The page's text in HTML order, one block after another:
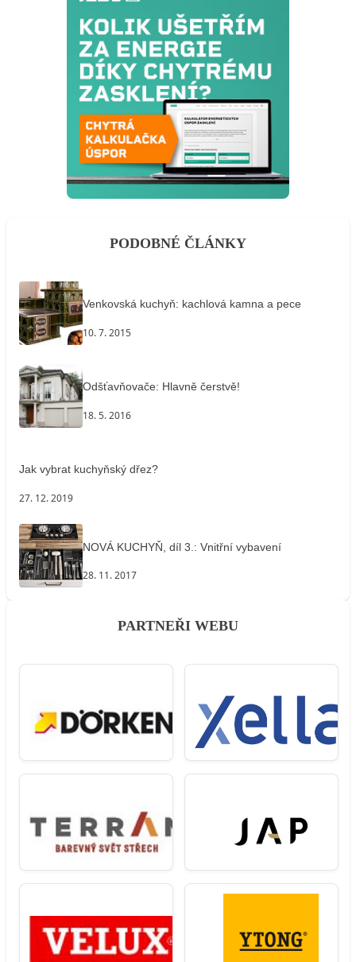
PODOBNÉ ČLÁNKY
Venkovská kuchyň: kachlová kamna a pece
10. 7. 2015
Odšťavňovače: Hlavně čerstvě!
18. 5. 2016
Jak vybrat kuchyňský dřez?
27. 12. 2019
NOVÁ KUCHYŇ, díl 3.: Vnitřní vybavení
28. 11. 2017
PARTNEŘI WEBU